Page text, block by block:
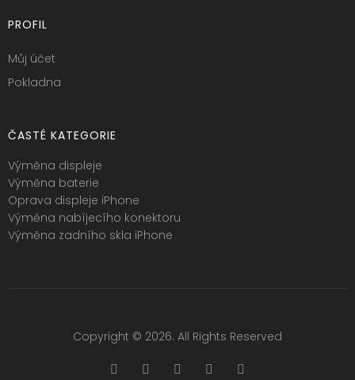
PROFIL
Můj účet
Pokladna
ČASTÉ KATEGORIE
Výměna displeje
Výměna baterie
Oprava displeje iPhone
Výměna nabíjecího konektoru
Výměna zadního skla iPhone
Copyright © 2026. All Rights Reserved